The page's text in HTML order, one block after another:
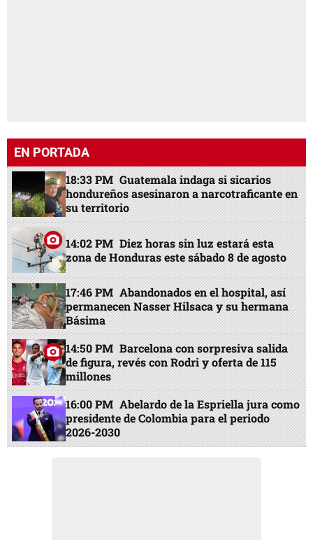
EN PORTADA
18:33 PM Guatemala indaga si sicarios
hondureños asesinaron a narcotraficante en
su territorio
14:02 PM Diez horas sin luz estará esta
zona de Honduras este sábado 8 de agosto
17:46 PM Abandonados en el hospital, así
permanecen Nasser Hilsaca y su hermana
Básima
14:50 PM Barcelona con sorpresiva salida
de figura, revés con Rodri y oferta de 115
millones
16:00 PM Abelardo de la Espriella jura como
presidente de Colombia para el periodo
2026-2030